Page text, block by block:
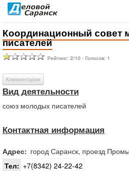
Координационный совет
писателей
Рейтинг: 2/10 - Голосов: 1
Комментарии
Вид деятельности
союз молодых писателей
Контактная информация
Адрес: город Саранск, проезд
Тел: +7(8342) 24-22-42